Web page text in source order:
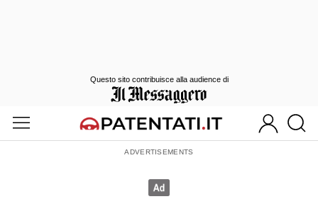
Questo sito contribuisce alla audience di